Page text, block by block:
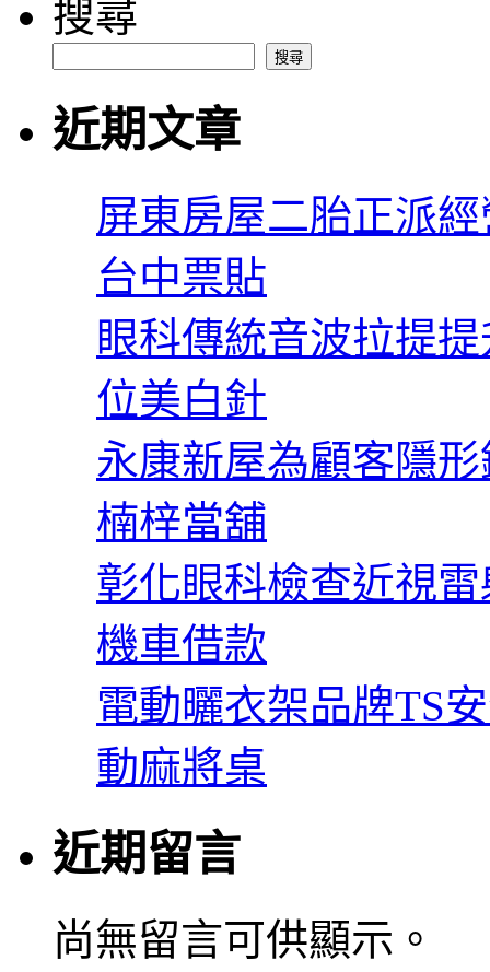
搜尋
搜尋
近期文章
屏東房屋二胎正派
台中票貼
眼科傳統音波拉提
位美白針
永康新屋為顧客隱
楠梓當舖
彰化眼科檢查近視
機車借款
電動曬衣架品牌TS
動麻將桌
近期留言
尚無留言可供顯示。